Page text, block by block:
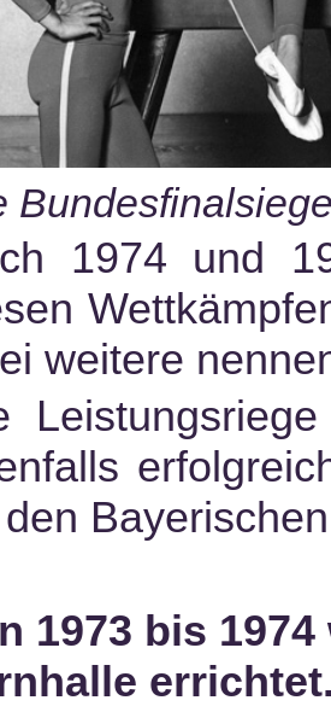
1974 und
weitere
1973 bis